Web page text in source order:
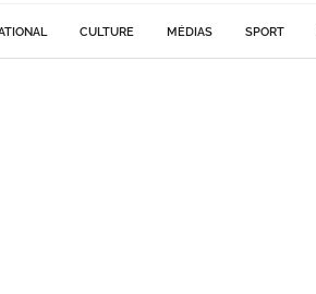
CULTURE MÉDIAS SPORT